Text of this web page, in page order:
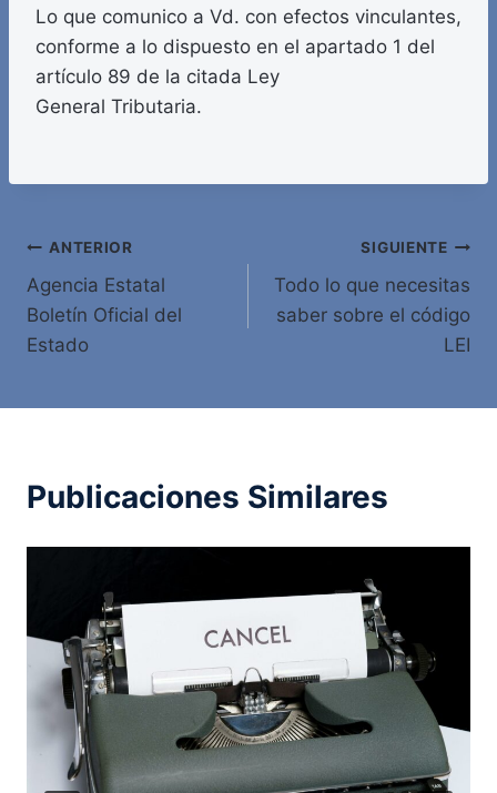
Lo que comunico a Vd. con efectos vinculantes,
conforme a lo dispuesto en el apartado 1 del
artículo 89 de la citada Ley
General Tributaria.
Navegación
de
entradas
ANTERIOR
Agencia Estatal
Boletín Oficial del
Estado
SIGUIENTE
Todo lo que necesitas
saber sobre el código
LEI
Publicaciones Similares